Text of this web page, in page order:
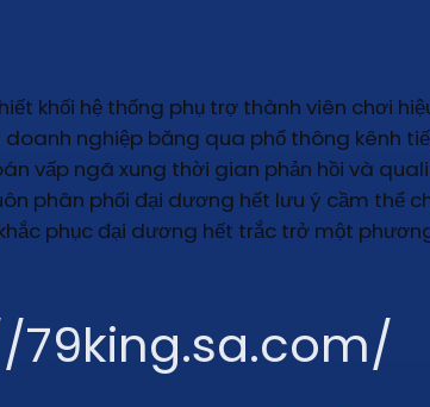
khối hệ thống phụ trợ thành viên chơi
nghiệp băng qua phổ thông kênh
vấp ngã xung thời gian phản hồi và
phân phối đại dương hết lưu ý cầm thể
phục đại dương hết trắc trở một
79king.sa.com/